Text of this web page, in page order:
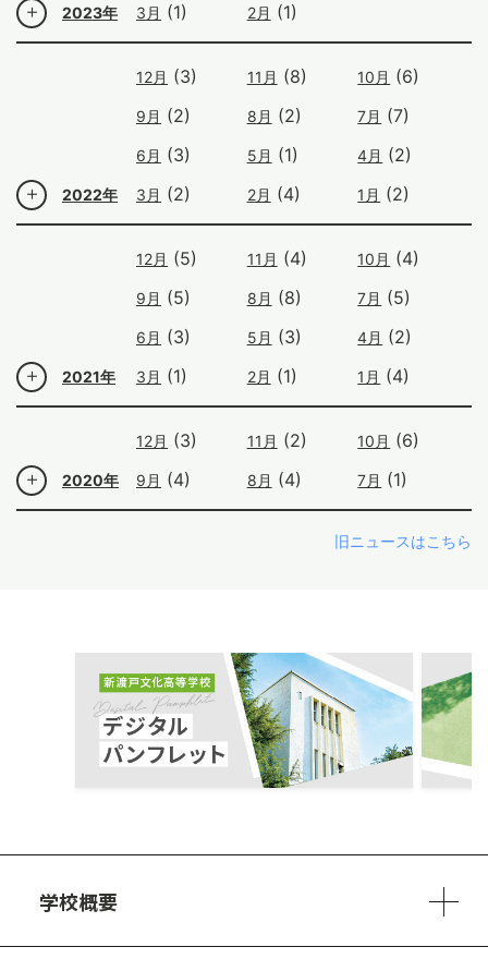
2023年 3月 (1) 2月 (1)
2022年
12月 (3) 11月 (8) 10月 (6)
9月 (2) 8月 (2) 7月 (7)
6月 (3) 5月 (1) 4月 (2)
3月 (2) 2月 (4) 1月 (2)
2021年
12月 (5) 11月 (4) 10月 (4)
9月 (5) 8月 (8) 7月 (5)
6月 (3) 5月 (3) 4月 (2)
3月 (1) 2月 (1) 1月 (4)
2020年
12月 (3) 11月 (2) 10月 (6)
9月 (4) 8月 (4) 7月 (1)
旧ニュースはこちら
学校概要